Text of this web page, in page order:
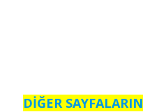
DİĞER